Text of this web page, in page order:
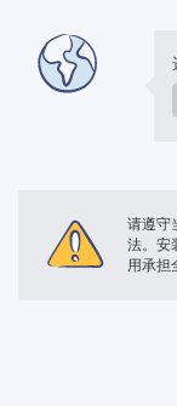
请遵守
法。安
用承担